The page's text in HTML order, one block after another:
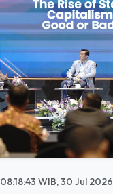
08:18:43 WIB, 30 Jul 2026